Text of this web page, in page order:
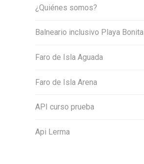
¿Quiénes somos?
Balneario inclusivo Playa Bonita
Faro de Isla Aguada
Faro de Isla Arena
API curso prueba
Api Lerma